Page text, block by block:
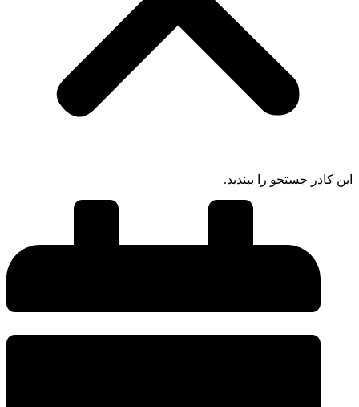
این کادر جستجو را ببندید.